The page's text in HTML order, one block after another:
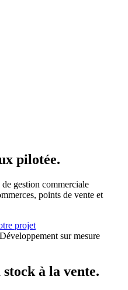
pilotée.
gestion commerciale
points de vente et
projet
Développement sur mesure
à la vente.